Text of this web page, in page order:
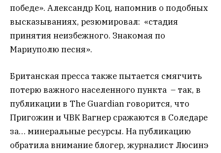
победе». Александр Коц, напомнив о подобных
высказываниях, резюмировал: «стадия
принятия неизбежного. Знакомая по
Мариуполю песня».
Британская пресса также пытается смягчить
потерю важного населенного пункта – так, в
публикации в The Guardian говорится, что
Пригожин и ЧВК Вагнер сражаются в Соледаре
за… минеральные ресурсы. На публикацию
обратила внимание блогер, журналист Люсинэ